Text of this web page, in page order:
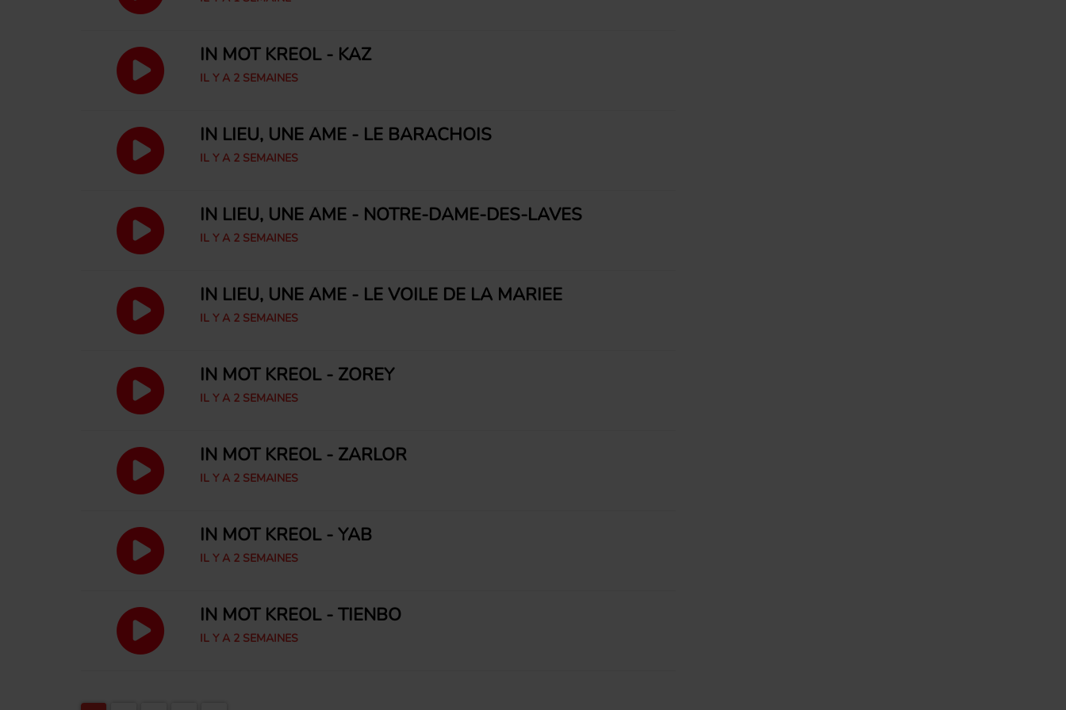
IN MOT KRÉOL - KAZ
IL Y A 2 SEMAINES
IN LIEU, UNE ÂME - LE BARACHOIS
IL Y A 2 SEMAINES
IN LIEU, UNE ÂME - NOTRE-DAME-DES-LAVES
IL Y A 2 SEMAINES
IN LIEU, UNE ÂME - LE VOILE DE LA MARIÉE
IL Y A 2 SEMAINES
IN MOT KRÉOL - ZOREY
IL Y A 2 SEMAINES
IN MOT KRÉOL - ZARLOR
IL Y A 2 SEMAINES
IN MOT KRÉOL - YAB
IL Y A 2 SEMAINES
IN MOT KRÉOL - TIENBO
IL Y A 2 SEMAINES